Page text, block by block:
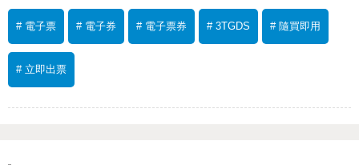
# 電子票 # 電子券 # 電子票券 # 3TGDS # 隨買即用
# 立即出票